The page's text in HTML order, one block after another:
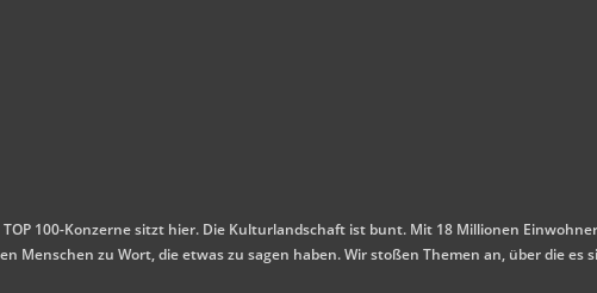
100-Konzerne sitzt hier. Die Kulturlandschaft ist bunt. Mit 18 Millionen
Menschen zu Wort, die etwas zu sagen haben. Wir stoßen Themen an, über die es